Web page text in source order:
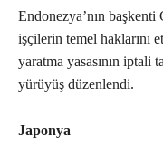
Endonezya’nın başkenti
işçilerin temel haklarını
yaratma yasasının iptali
yürüyüş düzenlendi.
Japonya